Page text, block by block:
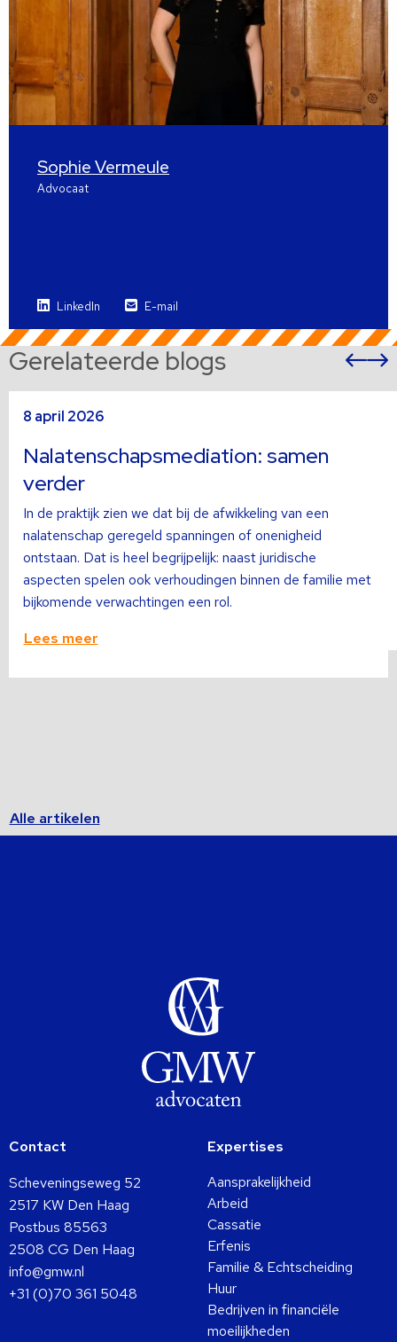
Sophie Vermeule
Advocaat
LinkedIn E-mail
Gerelateerde blogs
8 april 2026
Nalatenschapsmediation: samen
verder
In de praktijk zien we dat bij de afwikkeling van een
nalatenschap geregeld spanningen of onenigheid
ontstaan. Dat is heel begrijpelijk: naast juridische
aspecten spelen ook verhoudingen binnen de familie met
bijkomende verwachtingen een rol.
Lees meer
meer
Alle artikelen
Contact
Scheveningseweg 52
2517 KW Den Haag
Postbus 85563
2508 CG Den Haag
info@gmw.nl
+31 (0)70 361 5048
Expertises
Aansprakelijkheid
Arbeid
Cassatie
Erfenis
Familie & Echtscheiding
Huur
Bedrijven in financiële
moeilijkheden